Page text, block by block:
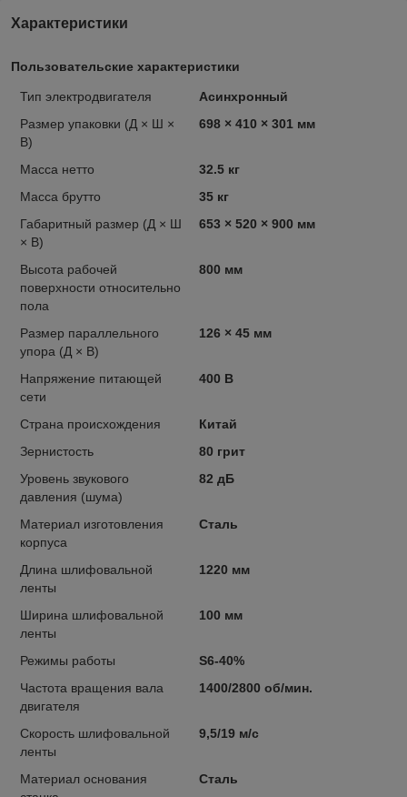
Характеристики
Пользовательские характеристики
Тип электродвигателя
Асинхронный
Размер упаковки (Д × Ш ×
В)
698 × 410 × 301 мм
Масса нетто
32.5 кг
Масса брутто
35 кг
Габаритный размер (Д × Ш
× В)
653 × 520 × 900 мм
Высота рабочей
поверхности относительно
пола
800 мм
Размер параллельного
упора (Д × В)
126 × 45 мм
Напряжение питающей
сети
400 В
Страна происхождения
Китай
Зернистость
80 грит
Уровень звукового
давления (шума)
82 дБ
Материал изготовления
корпуса
Сталь
Длина шлифовальной
ленты
1220 мм
Ширина шлифовальной
ленты
100 мм
Режимы работы
S6-40%
Частота вращения вала
двигателя
1400/2800 об/мин.
Скорость шлифовальной
ленты
9,5/19 м/с
Материал основания
Сталь